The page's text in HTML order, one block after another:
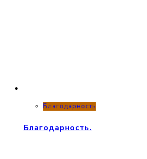
Благодарность
Благодарность.